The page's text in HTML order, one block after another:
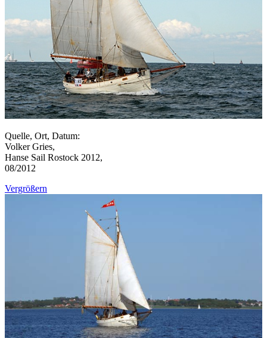
Quelle, Ort, Datum:
Volker Gries,
Hanse Sail Rostock 2012,
08/2012
Vergrößern